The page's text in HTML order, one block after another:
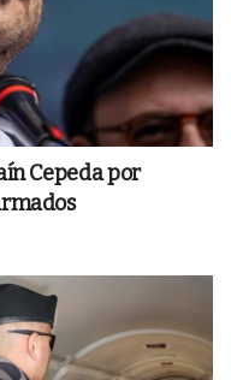
Cepeda por